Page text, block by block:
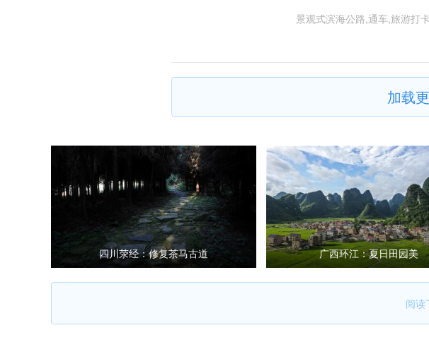
景观式滨海公路,通车,旅游打卡
加载
四川荥经：修复茶马古道 广西环江：夏日田园美